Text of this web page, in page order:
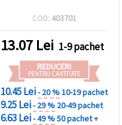
COD: 403701
13.07 Lei 1-9 pachet
REDUCERI
PENTRU CANTITATE
10.45 Lei- 20 %10-19 pachet
9.25 Lei- 29 % 20-49 pachet
6.63 Lei- 49 %50 pachet +